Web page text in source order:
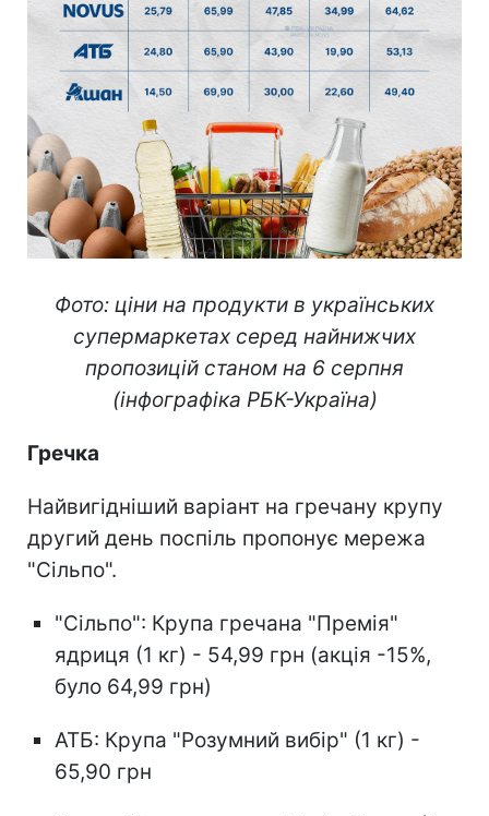
Фото: ціни на продукти в українських
супермаркетах серед найнижчих
пропозицій станом на 6 серпня
(інфографіка РБК-Україна)
Гречка
Найвигідніший варіант на гречану крупу
другий день поспіль пропонує мережа
"Сільпо".
"Сільпо": Крупа гречана "Премія"
ядриця (1 кг) - 54,99 грн (акція -15%,
було 64,99 грн)
АТБ: Крупа "Розумний вибір" (1 кг) -
65,90 грн